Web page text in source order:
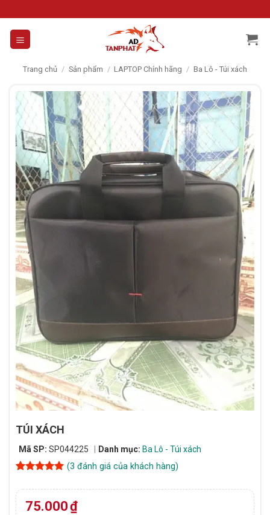
to
content
Trang chủ / Sản phẩm / LAPTOP Chính hãng / Ba Lô - Túi xách
TÚI XÁCH
Mã SP: SP044225 Danh mục: Ba Lô - Túi xách
dựa trên
đánh giá
(3 đánh giá của khách hàng)
75.000₫